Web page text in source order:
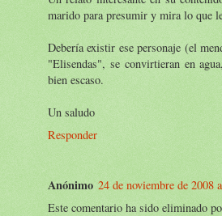
marido para presumir y mira lo que
Debería existir ese personaje (el
"Elisendas", se convirtieran en
bien escaso.
Un saludo
Responder
Anónimo 24 de noviembre de 2008
Este comentario ha sido eliminado